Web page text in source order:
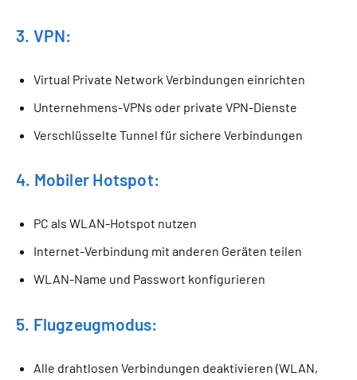
3. VPN:
Virtual Private Network Verbindungen einrichten
Unternehmens-VPNs oder private VPN-Dienste
Verschlüsselte Tunnel für sichere Verbindungen
4. Mobiler Hotspot:
PC als WLAN-Hotspot nutzen
Internet-Verbindung mit anderen Geräten teilen
WLAN-Name und Passwort konfigurieren
5. Flugzeugmodus:
Alle drahtlosen Verbindungen deaktivieren (WLAN,